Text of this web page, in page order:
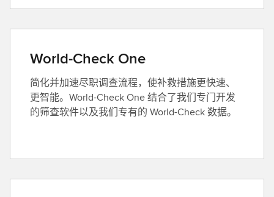
World-Check One
简化并加速尽职调查流程，使补救措施更快速、
更智能。World-Check One 结合了我们专门开发
的筛查软件以及我们专有的 World-Check 数据。